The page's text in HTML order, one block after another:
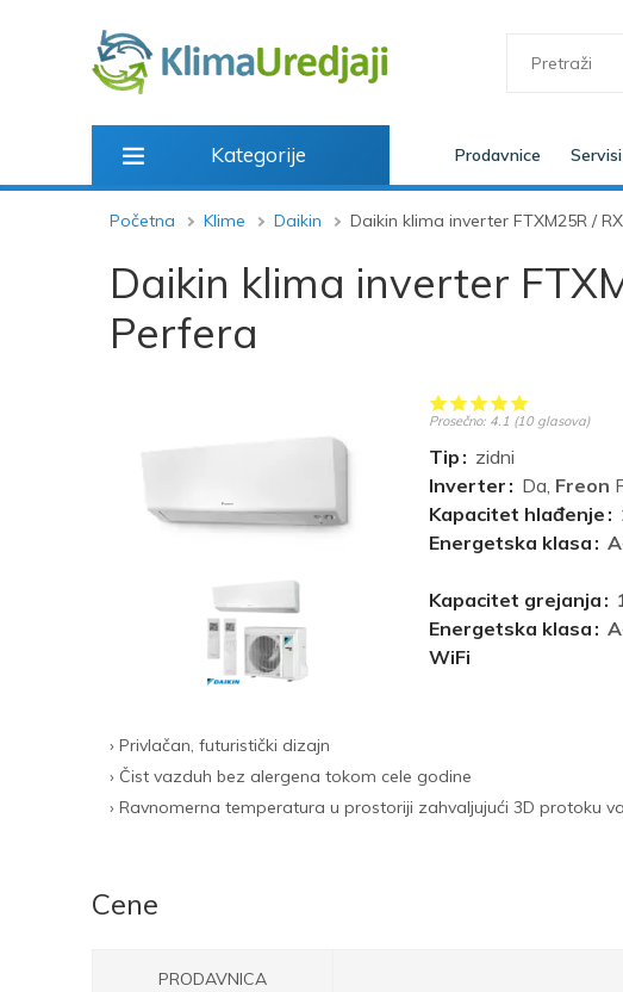
Kategorije Prodavnice Servisi
Početna Klime Daikin Daikin klima inverter FTXM25R /
Daikin klima inverter
Perfera
Prosečno: 4.1 (10glasova)
Tip
zidni
Inverter
Da, Freon
Kapacitet hlađenje
Energetska klasa
Kapacitet grejanja
Energetska klasa
WiFi
› Privlačan, futuristički dizajn
› Čist vazduh bez alergena tokom cele godine
› Ravnomerna temperatura u prostoriji zahvaljujući 3D protoku
Cene
PRODAVNICA